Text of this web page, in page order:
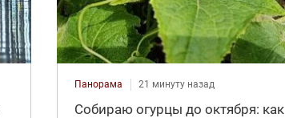
Панорама 21 минуту назад
Собираю огурцы до октября: как